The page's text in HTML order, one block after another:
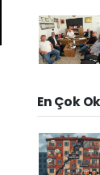
En Çok